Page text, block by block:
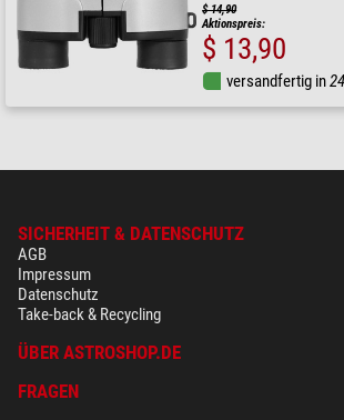
$ 14,90
Aktionspreis:
$ 13,90
versandfertig in
SICHERHEIT & DATENSCHUTZ
AGB
Impressum
Datenschutz
Take-back & Recycling
ÜBER ASTROSHOP.DE
FRAGEN